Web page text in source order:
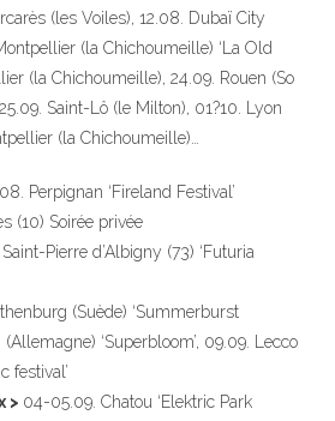
(les Voiles), 12.08. Dubaï City
(la Chichoumeille) ‘La Old
(la Chichoumeille), 24.09. Rouen (So
Saint-Lô (le Milton), 01?10. Lyon
(la Chichoumeille)…
Perpignan ‘Fireland Festival’
(10) Soirée privée
Pierre d’Albigny (73) ‘Futuria
(Suède) ‘Summerburst
‘Superbloom’, 09.09. Lecco
festival’
> 04-05.09. Chatou ‘Elektric Park